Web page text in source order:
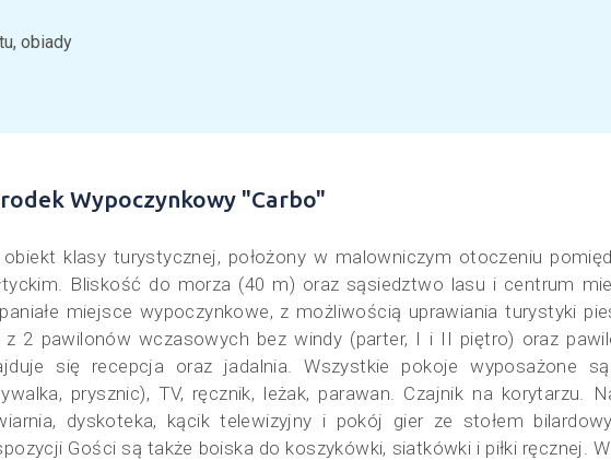
obiady
Wypoczynkowy "Carbo"
obiekt klasy turystycznej, położony w malowniczym otoczeniu
Bliskość do morza (40 m) oraz sąsiedztwo lasu i centrum
miejsce wypoczynkowe, z możliwością uprawiania turystyki
z 2 pawilonów wczasowych bez windy (parter, I i II piętro) oraz
się recepcja oraz jadalnia. Wszystkie pokoje wyposażone
prysznic), TV, ręcznik, leżak, parawan. Czajnik na korytarzu.
dyskoteka, kącik telewizyjny i pokój gier ze stołem
Gości są także boiska do koszykówki, siatkówki i piłki ręcznej.